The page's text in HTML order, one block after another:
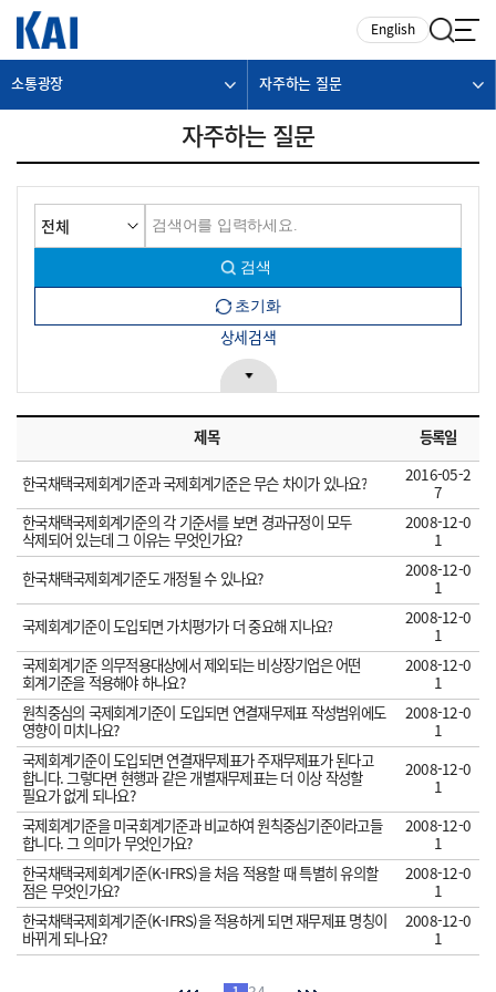
English
소통광장 자주하는 질문
자주하는 질문
상세검색
제목 등록일
한국채택국제회계기준과 국제회계기준은 무슨 차이가 있나요?
2016-05-2
7
한국채택국제회계기준의 각 기준서를 보면 경과규정이 모두
삭제되어 있는데 그 이유는 무엇인가요?
2008-12-0
1
한국채택국제회계기준도 개정될 수 있나요?
2008-12-0
1
국제회계기준이 도입되면 가치평가가 더 중요해 지나요?
2008-12-0
1
국제회계기준 의무적용대상에서 제외되는 비상장기업은 어떤
회계기준을 적용해야 하나요?
2008-12-0
1
원칙중심의 국제회계기준이 도입되면 연결재무제표 작성범위에도
영향이 미치나요?
2008-12-0
1
국제회계기준이 도입되면 연결재무제표가 주재무제표가 된다고
합니다. 그렇다면 현행과 같은 개별재무제표는 더 이상 작성할
필요가 없게 되나요?
2008-12-0
1
국제회계기준을 미국회계기준과 비교하여 원칙중심기준이라고들
합니다. 그 의미가 무엇인가요?
2008-12-0
1
한국채택국제회계기준(K-IFRS)을 처음 적용할 때 특별히 유의할
점은 무엇인가요?
2008-12-0
1
한국채택국제회계기준(K-IFRS)을 적용하게 되면 재무제표 명칭이
바뀌게 되나요?
2008-12-0
1